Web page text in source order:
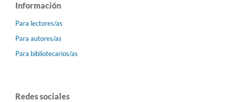
Información
Para lectores/as
Para autores/as
Para bibliotecarios/as
Redes sociales